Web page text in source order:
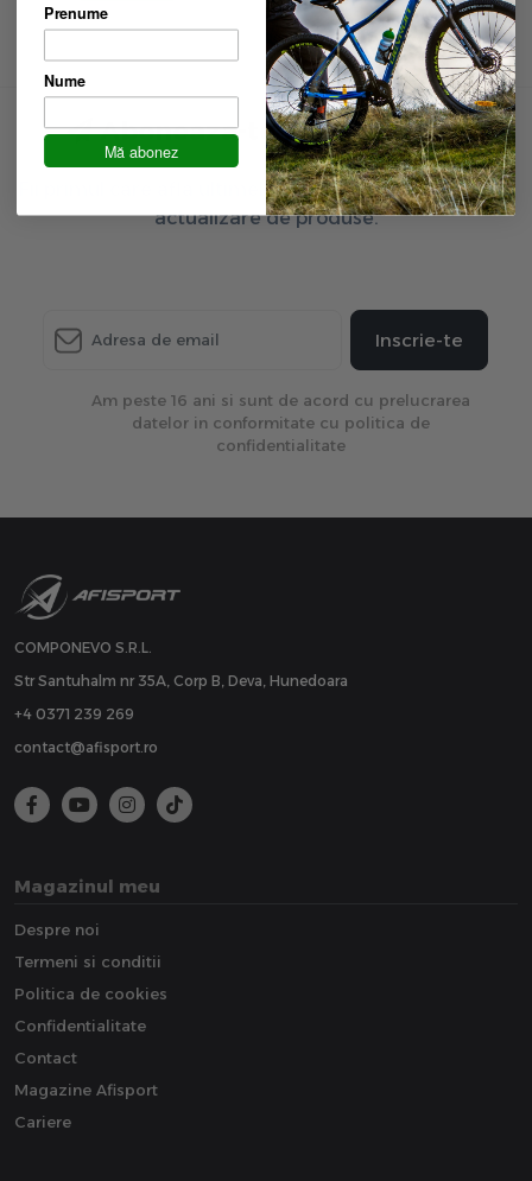
Aboneaza-te la newsletter
Fii primul care afla ultimele oferte exclusive și ultima
actualizare de produse.
Inscrie-te
Am peste 16 ani si sunt de acord cu prelucrarea
datelor in conformitate cu politica de
confidentialitate
COMPONEVO S.R.L.
Str Santuhalm nr 35A, Corp B, Deva, Hunedoara
+4 0371 239 269
contact@afisport.ro
Magazinul meu
Despre noi
Termeni si conditii
Politica de cookies
Confidentialitate
Contact
Magazine Afisport
Cariere
Prenume
Nume
Mă abonez